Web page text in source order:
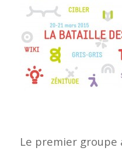
Le premier groupe